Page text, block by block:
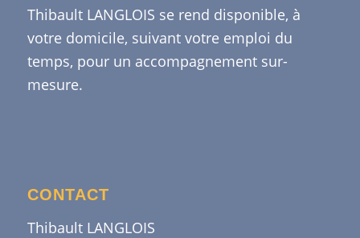
Thibault LANGLOIS se rend disponible, à
votre domicile, suivant votre emploi du
temps, pour un accompagnement sur-
mesure.
CONTACT
Thibault LANGLOIS